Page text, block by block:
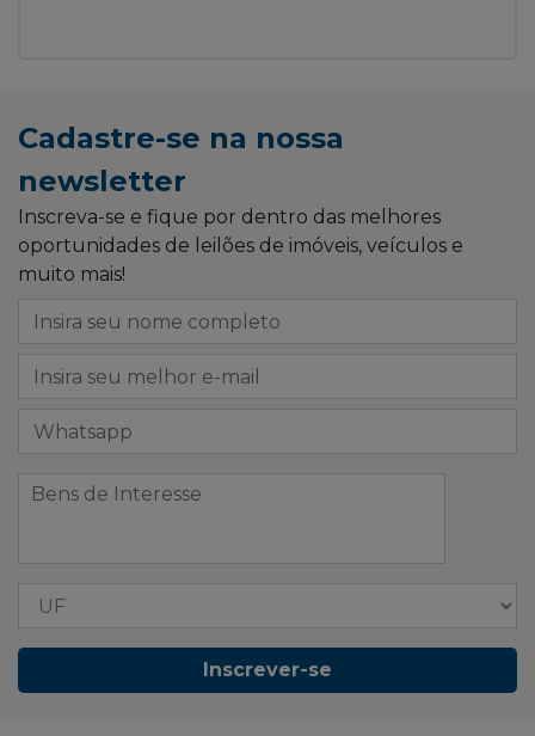
Cadastre-se na nossa
newsletter
Inscreva-se e fique por dentro das melhores
oportunidades de leilões de imóveis, veículos e
muito mais!
Inscrever-se